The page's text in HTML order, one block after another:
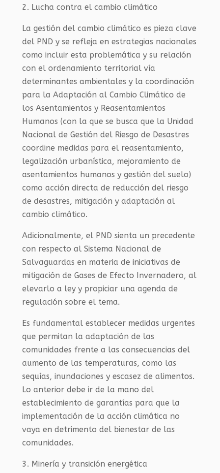
2. Lucha contra el cambio climático
La gestión del cambio climático es pieza clave
del PND y se refleja en estrategias nacionales
como incluir esta problemática y su relación
con el ordenamiento territorial vía
determinantes ambientales y la coordinación
para la Adaptación al Cambio Climático de
los Asentamientos y Reasentamientos
Humanos (con la que se busca que la Unidad
Nacional de Gestión del Riesgo de Desastres
coordine medidas para el reasentamiento,
legalización urbanística, mejoramiento de
asentamientos humanos y gestión del suelo)
como acción directa de reducción del riesgo
de desastres, mitigación y adaptación al
cambio climático.
Adicionalmente, el PND sienta un precedente
con respecto al Sistema Nacional de
Salvaguardas en materia de iniciativas de
mitigación de Gases de Efecto Invernadero, al
elevarlo a ley y propiciar una agenda de
regulación sobre el tema.
Es fundamental establecer medidas urgentes
que permitan la adaptación de las
comunidades frente a las consecuencias del
aumento de las temperaturas, como las
sequías, inundaciones y escasez de alimentos.
Lo anterior debe ir de la mano del
establecimiento de garantías para que la
implementación de la acción climática no
vaya en detrimento del bienestar de las
comunidades.
3. Minería y transición energética